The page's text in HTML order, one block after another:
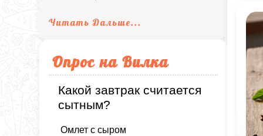
Читать Дальше...
Опрос на Вилка
Какой завтрак считается
сытным?
Омлет с сыром